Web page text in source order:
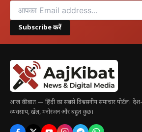
Subscribe करें
आज की बात — हिंदी का सबसे विश्वसनीय समाचार पोर्टल।
व्यवसाय, खेल, मनोरंजन और बहुत कुछ।